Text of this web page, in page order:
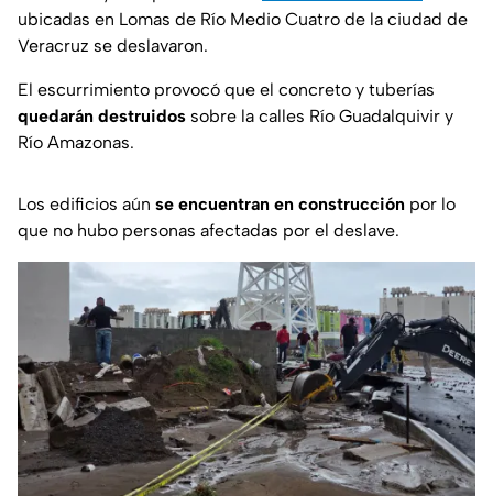
ubicadas en Lomas de Río Medio Cuatro de la ciudad de
Veracruz se deslavaron.
El escurrimiento provocó que el concreto y tuberías
quedarán destruidos sobre la calles Río Guadalquivir y
Río Amazonas.
Los edificios aún se encuentran en construcción por lo
que no hubo personas afectadas por el deslave.